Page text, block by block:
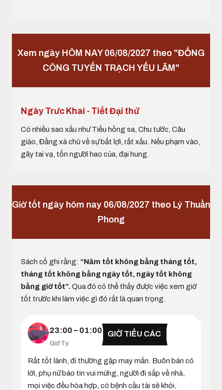
Xem ngày HÔM NAY 06/08/2027 theo "ĐỔNG
CÔNG TUYỂN TRẠCH YẾU LÃM"
Ngày Trưc Khai - Tiết Đại thử
Có nhiều sao xấu như Tiểu hồng sa, Chu tước, Câu
giảo, Đằng xà chủ về sự bất lợi, rất xấu. Nếu phạm vào,
gây tai vạ, tổn người hao của, đại hung.
Giờ tốt ngày hôm nay 06/08/2027 theo Lý Thuần
Phong
Sách cổ ghi rằng: “Năm tốt không bằng tháng tốt,
tháng tốt không bằng ngày tốt, ngày tốt không
bằng giờ tốt”. Qua đó có thể thấy được việc xem giờ
tốt trước khi làm việc gì đó rất là quan trọng.
23:00 – 01:00
Giờ Tý
GIỜ TIỂU CÁC
Rất tốt lành, đi thường gặp may mắn. Buôn bán có
lời, phụ nữ báo tin vui mừng, người đi sắp về nhà,
mọi việc đều hòa hợp, có bệnh cầu tài sẽ khỏi,